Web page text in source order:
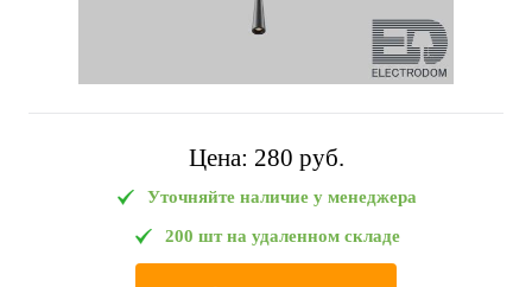
Цена: 280 pуб.
Уточняйте наличие у менеджера
200 шт на удаленном складе